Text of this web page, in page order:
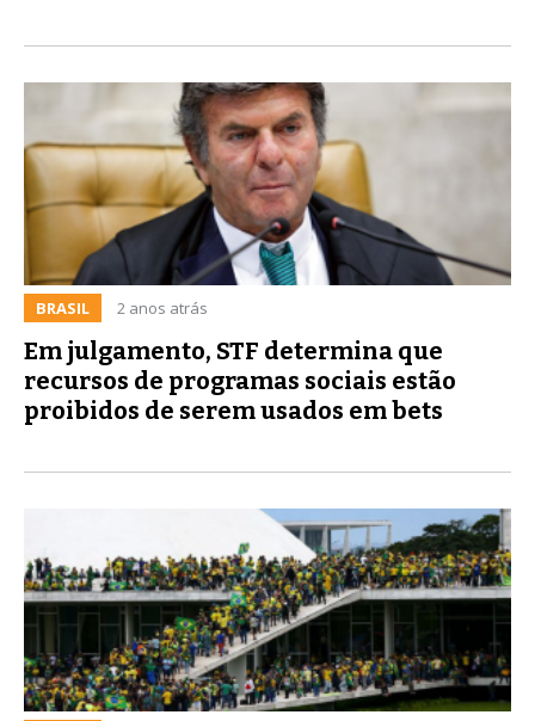
BRASIL 2 anos atrás
Em julgamento, STF determina que
recursos de programas sociais estão
proibidos de serem usados em bets